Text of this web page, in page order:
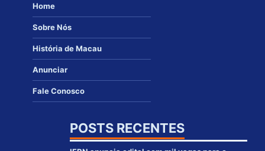
Home
Sobre Nós
História de Macau
Anunciar
Fale Conosco
POSTS RECENTES